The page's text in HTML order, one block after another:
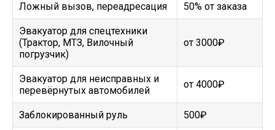
Ложный вызов, переадресация 50% от заказа
Эвакуатор для спецтехники
(Трактор, МТЗ, Вилочный
погрузчик)
от 3000₽
Эвакуатор для неисправных и
перевёрнутых автомобилей
от 4000₽
Заблокированный руль 500₽